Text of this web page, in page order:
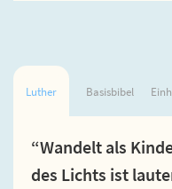
Luther Basisbibel
“Wandelt als
des Lichts ist